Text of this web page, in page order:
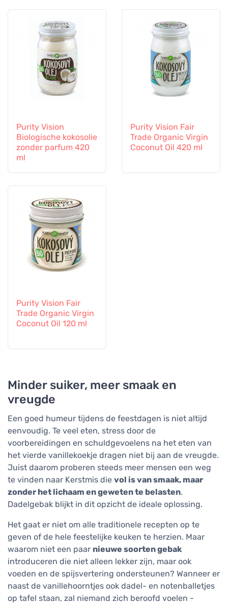
Purity Vision
Biologische kokosolie
zonder parfum 420
ml
Purity Vision Fair
Trade Organic Virgin
Coconut Oil 420 ml
Purity Vision Fair
Trade Organic Virgin
Coconut Oil 120 ml
Minder suiker, meer smaak en
vreugde
Een goed humeur tijdens de feestdagen is niet altijd
eenvoudig. Te veel eten, stress door de
voorbereidingen en schuldgevoelens na het eten van
het vierde vanillekoekje dragen niet bij aan de vreugde.
Juist daarom proberen steeds meer mensen een weg
te vinden naar Kerstmis die vol is van smaak, maar
zonder het lichaam en geweten te belasten.
Dadelgebak blijkt in dit opzicht de ideale oplossing.
Het gaat er niet om alle traditionele recepten op te
geven of de hele feestelijke keuken te herzien. Maar
waarom niet een paar nieuwe soorten gebak
introduceren die niet alleen lekker zijn, maar ook
voeden en de spijsvertering ondersteunen? Wanneer er
naast de vanillehoorntjes ook dadel- en notenballetjes
op tafel staan, zal niemand zich beroofd voelen -